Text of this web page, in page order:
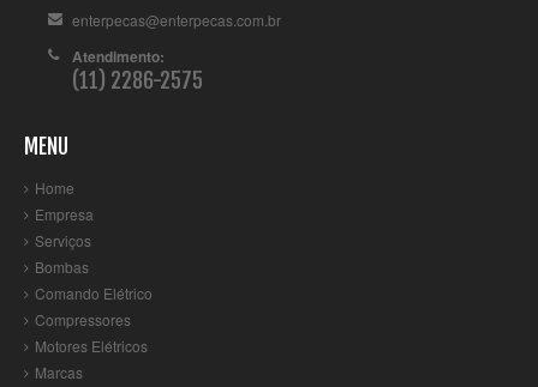
enterpecas@enterpecas.com.br
Atendimento:
(11) 2286-2575
MENU
Home
Empresa
Serviços
Bombas
Comando Elétrico
Compressores
Motores Elétricos
Marcas